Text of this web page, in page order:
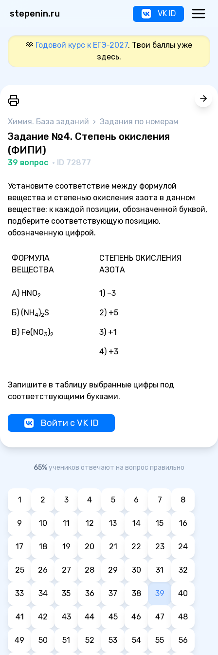
stepenin.ru VK ID
🫶 Годовой курс к ЕГЭ-2027. Твои баллы уже
здесь.
Химия. База заданий › Задания по номерам
Задание №4. Степень окисления
(ФИПИ)
39 вопрос · ID 72877
Установите соответствие между формулой
вещества и степенью окисления азота в данном
веществе: к каждой позиции, обозначенной буквой,
подберите соответствующую позицию,
обозначенную цифрой.
ФОРМУЛА
ВЕЩЕСТВА
СТЕПЕНЬ ОКИСЛЕНИЯ
АЗОТА
А) HNO2
Б) (NH4)2S
В) Fe(NO3)2
1) –3
2) +5
3) +1
4) +3
Запишите в таблицу выбранные цифры под
соответствующими буквами.
Войти с VK ID
65%учеников отвечают на вопрос правильно
1 2 3 4 5 6 7 8
9 10 11 12 13 14 15 16
17 18 19 20 21 22 23 24
25 26 27 28 29 30 31 32
33 34 35 36 37 38 39 40
41 42 43 44 45 46 47 48
49 50 51 52 53 54 55 56